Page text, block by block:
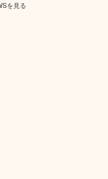
を見る